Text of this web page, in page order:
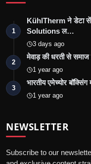
1
KühlTherm ने डेटा
Solutions ल…
3 days ago
2
मेवाड़ की धरती से समाज
1 year ago
3
भारतीय एमेच्योर
1 year ago
NEWSLETTER
Subscribe to our